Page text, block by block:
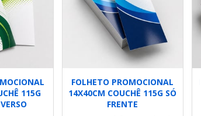
115G
FOLHETO PROMOCIONAL
14X40CM COUCHÊ 115G SÓ
FRENTE